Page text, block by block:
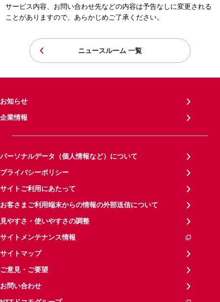
サービス内容、お問い合わせ先などの内容は予告なしに変更される
ことがありますので、あらかじめご了承ください。
ニュースルーム 一覧
お知らせ
企業情報
パーソナルデータ（個人情報など）について
プライバシーポリシー
サイトご利用にあたって
お客さまご利用端末からの情報の外部送信について
見やすさ・使いやすさの調整
サイトメンテナンス情報
サイトマップ
ご意見・ご要望
お問い合わせ